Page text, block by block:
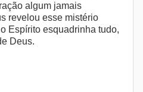
algum jamais
revelou esse mistério
Espírito esquadrinha tudo,
Deus.